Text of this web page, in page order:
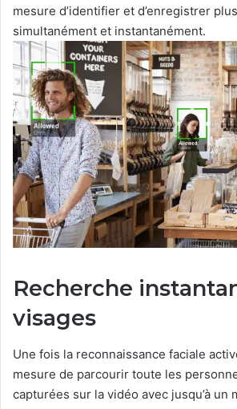
mesure d’identifier et d’enregistrer
simultanément et instantanément.
Recherche
visages
Une fois la reconnaissance faciale
mesure de parcourir toute les
capturées sur la vidéo avec jusqu’à un